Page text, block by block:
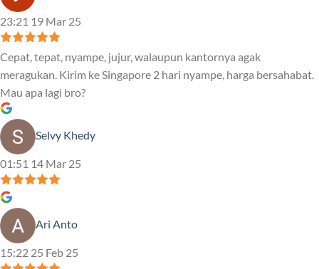
23:21 19 Mar 25
Cepat, tepat, nyampe, jujur, walaupun kantornya agak
meragukan. Kirim ke Singapore 2 hari nyampe, harga bersahabat.
Mau apa lagi bro?
Selvy Khedy
01:51 14 Mar 25
Ari Anto
15:22 25 Feb 25